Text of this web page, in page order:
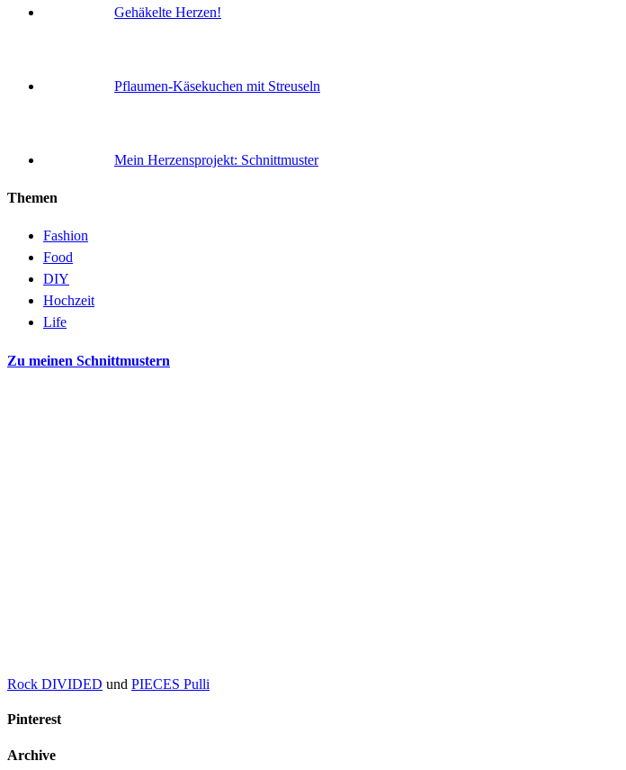
Gehäkelte Herzen!
Pflaumen-Käsekuchen mit Streuseln
Mein Herzensprojekt: Schnittmuster
Themen
Fashion
Food
DIY
Hochzeit
Life
Zu meinen Schnittmustern
Rock DIVIDED und PIECES Pulli
Pinterest
Archive